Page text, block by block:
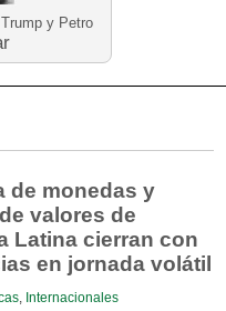
y Petro
de monedas y
valores de
Latina cierran con
en jornada volátil
, Internacionales